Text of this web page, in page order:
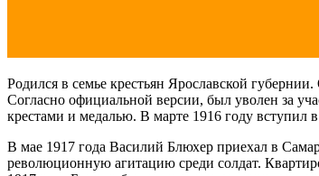
Родился в семье крестьян Ярославской
Согласно официальной версии, был уволен за
крестами и медалью. В марте 1916 году
В мае 1917 года Василий Блюхер приехал в
революционную агитацию среди солдат.